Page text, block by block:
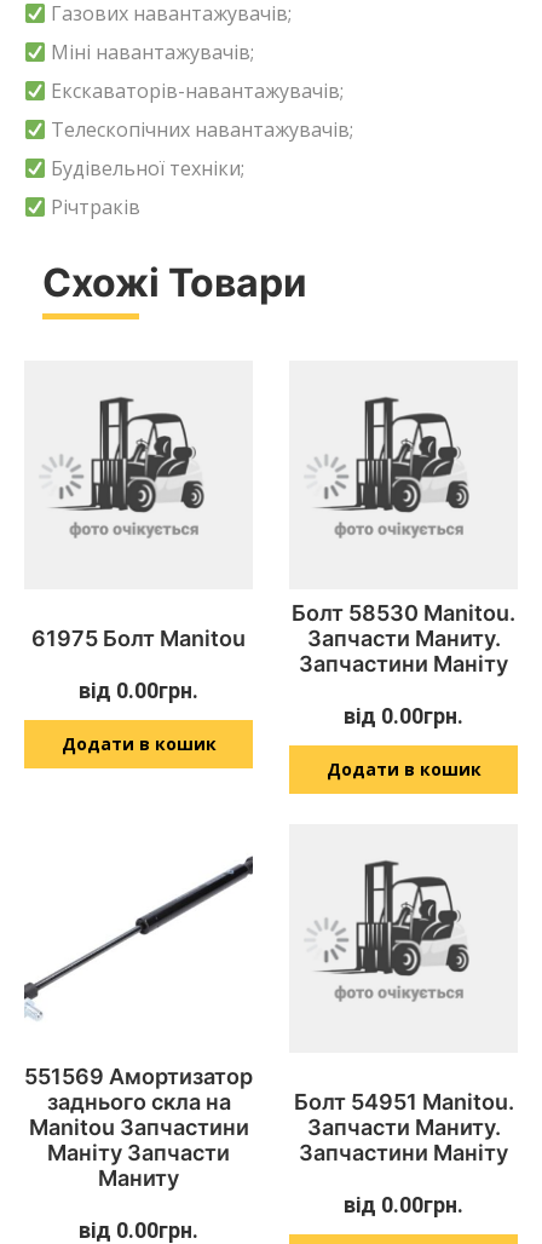
Газових навантажувачів;
Міні навантажувачів;
Екскаваторів-навантажувачів;
Телескопічних навантажувачів;
Будівельної техніки;
Річтраків
Схожі Товари
61975 Болт Manitou
від 0.00грн.
Додати в кошик
Болт 58530 Manitou.
Запчасти Маниту.
Запчастини Маніту
від 0.00грн.
Додати в кошик
551569 Амортизатор
заднього скла на
Manitou Запчастини
Маніту Запчасти
Маниту
від 0.00грн.
Болт 54951 Manitou.
Запчасти Маниту.
Запчастини Маніту
від 0.00грн.